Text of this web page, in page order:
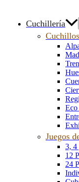
Cuchillería
Cuchillos
Eco
Juegos
3, 4
12
24